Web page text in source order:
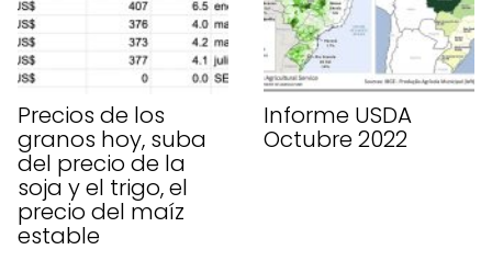
Precios de los
granos hoy, suba
del precio de la
soja y el trigo, el
precio del maíz
estable
Informe USDA
Octubre 2022